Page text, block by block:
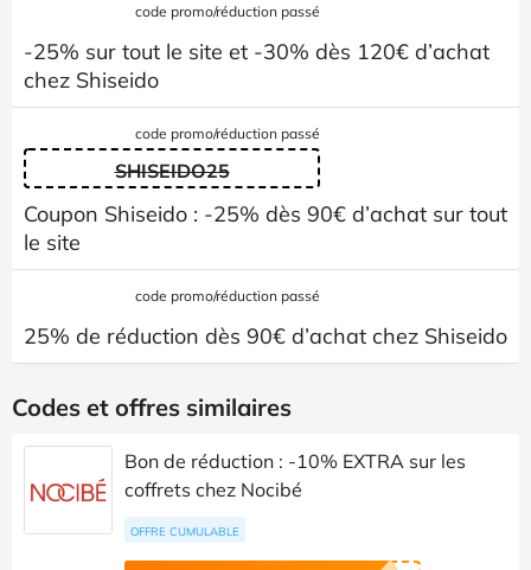
code promo/réduction passé
-25% sur tout le site et -30% dès 120€ d’achat
chez Shiseido
code promo/réduction passé
SHISEIDO25
Coupon Shiseido : -25% dès 90€ d’achat sur tout
le site
code promo/réduction passé
25% de réduction dès 90€ d’achat chez Shiseido
Codes et offres similaires
Bon de réduction : -10% EXTRA sur les
coffrets chez Nocibé
OFFRE CUMULABLE